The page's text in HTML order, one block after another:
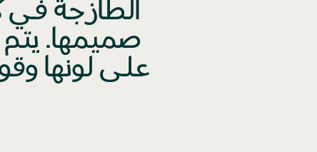
الطازجة في
على لونها